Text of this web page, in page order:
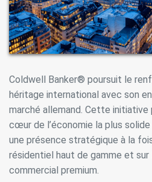
Coldwell Banker® poursuit le
héritage international avec son
marché allemand. Cette initiative
cœur de l’économie la plus solide
une présence stratégique à la
résidentiel haut de gamme et sur
commercial premium.